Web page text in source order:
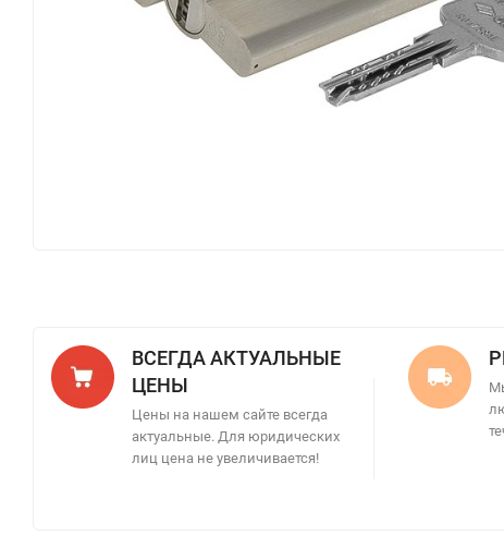
ВСЕГДА АКТУАЛЬНЫЕ
ЦЕНЫ
Цены на нашем сайте всегда
актуальные. Для юридических
лиц цена не увеличивается!